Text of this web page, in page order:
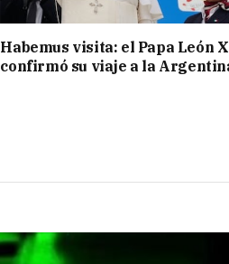
Habemus visita: el Papa León
confirmó su viaje a la